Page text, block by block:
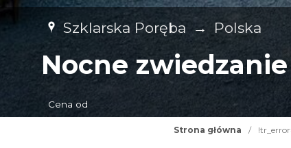
Szklarska Poręba → Polska
Nocne
Cena od
Strona główna /